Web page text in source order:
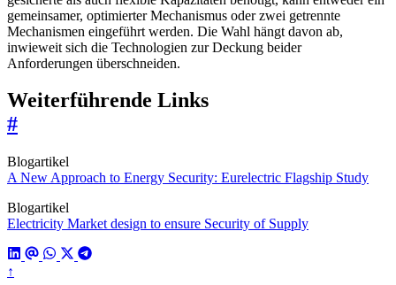
gemeinsamer, optimierter Mechanismus oder zwei getrennte
Mechanismen eingeführt werden. Die Wahl hängt davon ab,
inwieweit sich die Technologien zur Deckung beider
Anforderungen überschneiden.
Weiterführende Links
#
Blogartikel
A New Approach to Energy Security: Eurelectric Flagship Study
Blogartikel
Electricity Market design to ensure Security of Supply
↑